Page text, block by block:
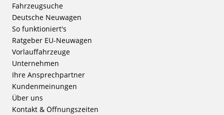
Fahrzeugsuche
Deutsche Neuwagen
So funktioniert's
Ratgeber EU-Neuwagen
Vorlauffahrzeuge
Unternehmen
Ihre Ansprechpartner
Kundenmeinungen
Über uns
Kontakt & Öffnungszeiten